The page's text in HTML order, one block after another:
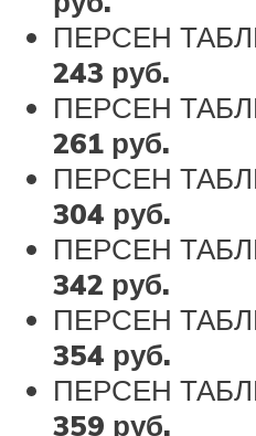
ПЕРСЕН
243 руб.
ПЕРСЕН
261 руб.
ПЕРСЕН
304 руб.
ПЕРСЕН
342 руб.
ПЕРСЕН
354 руб.
ПЕРСЕН
359 руб.